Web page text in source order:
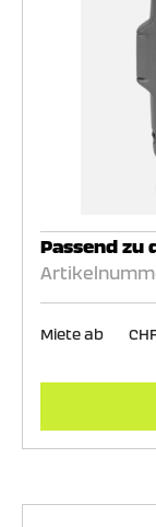
Passend zu
Miete ab